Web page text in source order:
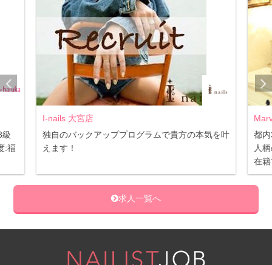
:福
I-nails 大宮店
独自のバックアッププログラムで貴方の本気を叶
えます！
都
人
在
求人一覧へ